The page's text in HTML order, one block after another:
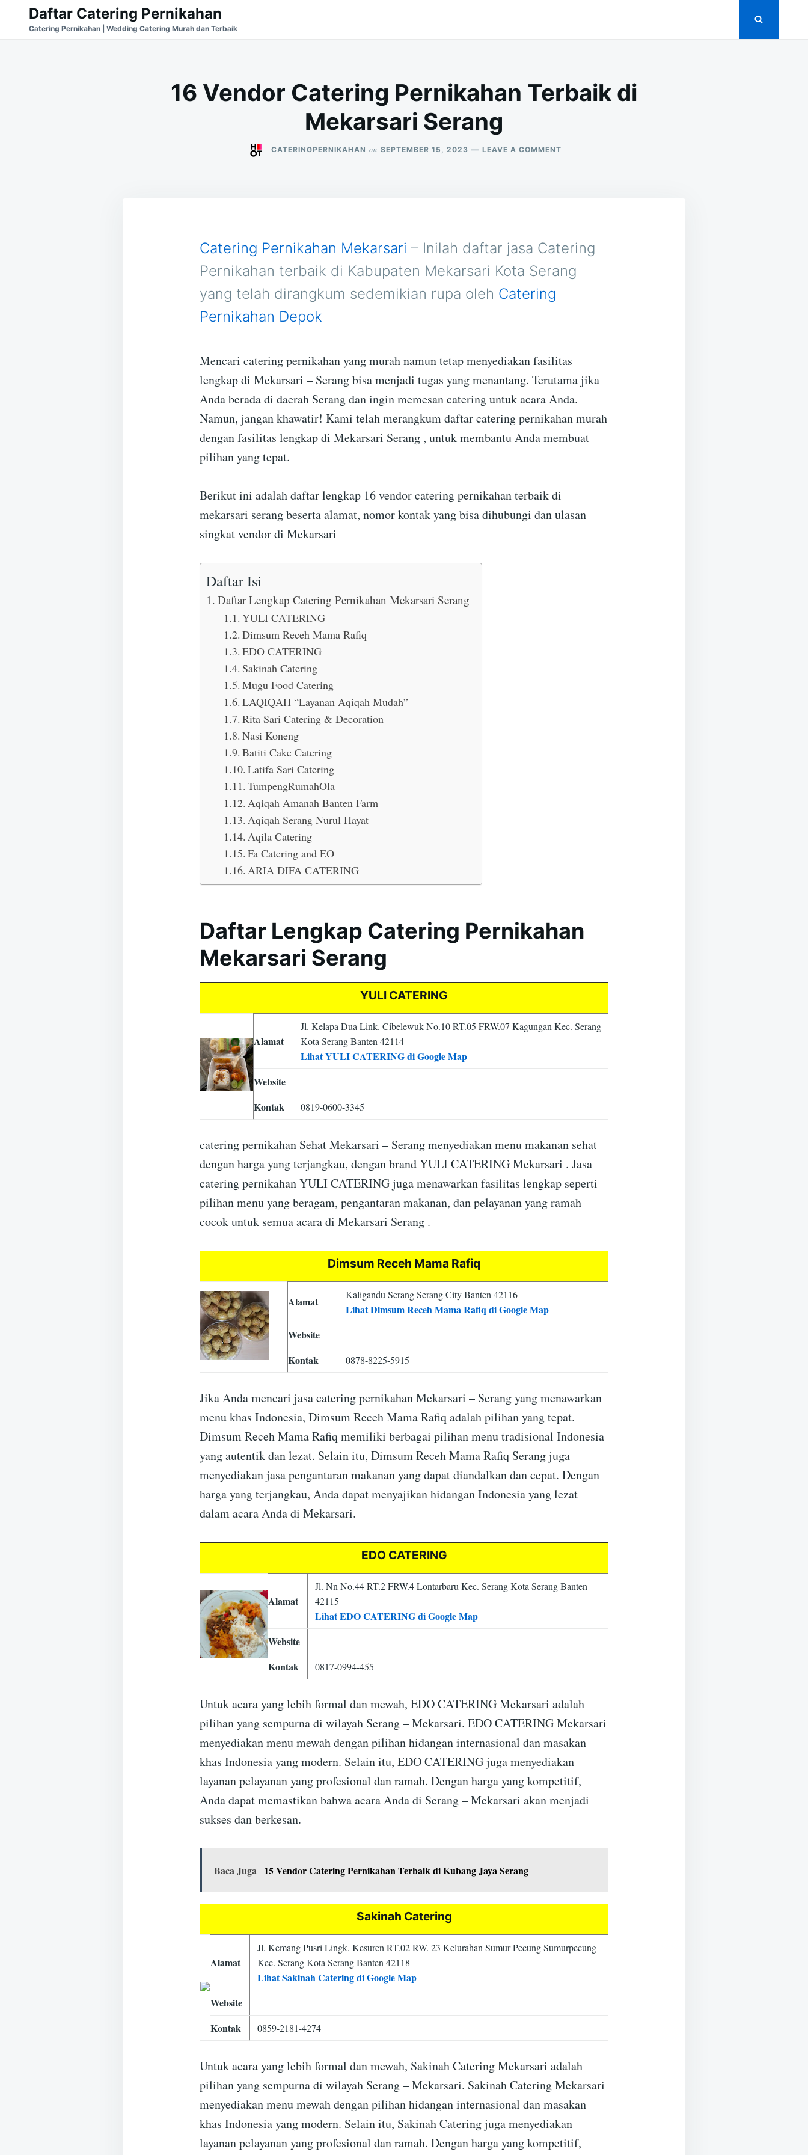
Search
for:
Daftar Catering Pernikahan
Catering Pernikahan | Wedding Catering Murah dan Terbaik
16 Vendor Catering Pernikahan Terbaik di
Mekarsari Serang
CATERINGPERNIKAHAN on SEPTEMBER 15, 2023 LEAVE A COMMENT
Catering Pernikahan Mekarsari – Inilah daftar jasa Catering
Pernikahan terbaik di Kabupaten Mekarsari Kota Serang
yang telah dirangkum sedemikian rupa oleh Catering
Pernikahan Depok
Mencari catering pernikahan yang murah namun tetap menyediakan fasilitas
lengkap di Mekarsari – Serang bisa menjadi tugas yang menantang. Terutama jika
Anda berada di daerah Serang dan ingin memesan catering untuk acara Anda.
Namun, jangan khawatir! Kami telah merangkum daftar catering pernikahan murah
dengan fasilitas lengkap di Mekarsari Serang , untuk membantu Anda membuat
pilihan yang tepat.
Berikut ini adalah daftar lengkap 16 vendor catering pernikahan terbaik di
mekarsari serang beserta alamat, nomor kontak yang bisa dihubungi dan ulasan
singkat vendor di Mekarsari
Daftar Isi
Daftar Lengkap Catering Pernikahan Mekarsari Serang
YULI CATERING
Dimsum Receh Mama Rafiq
EDO CATERING
Sakinah Catering
Mugu Food Catering
LAQIQAH “Layanan Aqiqah Mudah”
Rita Sari Catering & Decoration
Nasi Koneng
Batiti Cake Catering
Latifa Sari Catering
TumpengRumahOla
Aqiqah Amanah Banten Farm
Aqiqah Serang Nurul Hayat
Aqila Catering
Fa Catering and EO
ARIA DIFA CATERING
Daftar Lengkap Catering Pernikahan
Mekarsari Serang
YULI CATERING
Alamat
Jl. Kelapa Dua Link. Cibelewuk No.10 RT.05 FRW.07 Kagungan Kec. Serang
Kota Serang Banten 42114
Lihat YULI CATERING di Google Map
Website
Kontak
0819-0600-3345
catering pernikahan Sehat Mekarsari – Serang menyediakan menu makanan sehat
dengan harga yang terjangkau, dengan brand YULI CATERING Mekarsari . Jasa
catering pernikahan YULI CATERING juga menawarkan fasilitas lengkap seperti
pilihan menu yang beragam, pengantaran makanan, dan pelayanan yang ramah
cocok untuk semua acara di Mekarsari Serang .
Dimsum Receh Mama Rafiq
Alamat
Kaligandu Serang Serang City Banten 42116
Lihat Dimsum Receh Mama Rafiq di Google Map
Website
Kontak
0878-8225-5915
Jika Anda mencari jasa catering pernikahan Mekarsari – Serang yang menawarkan
menu khas Indonesia, Dimsum Receh Mama Rafiq adalah pilihan yang tepat.
Dimsum Receh Mama Rafiq memiliki berbagai pilihan menu tradisional Indonesia
yang autentik dan lezat. Selain itu, Dimsum Receh Mama Rafiq Serang juga
menyediakan jasa pengantaran makanan yang dapat diandalkan dan cepat. Dengan
harga yang terjangkau, Anda dapat menyajikan hidangan Indonesia yang lezat
dalam acara Anda di Mekarsari.
EDO CATERING
Alamat
Jl. Nn No.44 RT.2 FRW.4 Lontarbaru Kec. Serang Kota Serang Banten
42115
Lihat EDO CATERING di Google Map
Website
Kontak
0817-0994-455
Untuk acara yang lebih formal dan mewah, EDO CATERING Mekarsari adalah
pilihan yang sempurna di wilayah Serang – Mekarsari. EDO CATERING Mekarsari
menyediakan menu mewah dengan pilihan hidangan internasional dan masakan
khas Indonesia yang modern. Selain itu, EDO CATERING juga menyediakan
layanan pelayanan yang profesional dan ramah. Dengan harga yang kompetitif,
Anda dapat memastikan bahwa acara Anda di Serang – Mekarsari akan menjadi
sukses dan berkesan.
Baca Juga 15 Vendor Catering Pernikahan Terbaik di Kubang Jaya Serang
Sakinah Catering
Alamat
Jl. Kemang Pusri Lingk. Kesuren RT.02 RW. 23 Kelurahan Sumur Pecung Sumurpecung
Kec. Serang Kota Serang Banten 42118
Lihat Sakinah Catering di Google Map
Website
Kontak
0859-2181-4274
Untuk acara yang lebih formal dan mewah, Sakinah Catering Mekarsari adalah
pilihan yang sempurna di wilayah Serang – Mekarsari. Sakinah Catering Mekarsari
menyediakan menu mewah dengan pilihan hidangan internasional dan masakan
khas Indonesia yang modern. Selain itu, Sakinah Catering juga menyediakan
layanan pelayanan yang profesional dan ramah. Dengan harga yang kompetitif,